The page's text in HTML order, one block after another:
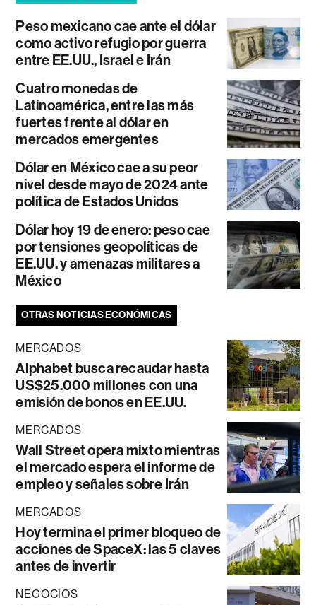
Peso mexicano cae ante el dólar
como activo refugio por guerra
entre EE.UU., Israel e Irán
Cuatro monedas de
Latinoamérica, entre las más
fuertes frente al dólar en
mercados emergentes
Dólar en México cae a su peor
nivel desde mayo de 2024 ante
política de Estados Unidos
Dólar hoy 19 de enero: peso cae
por tensiones geopolíticas de
EE.UU. y amenazas militares a
México
OTRAS NOTICIAS ECONÓMICAS
MERCADOS
Alphabet busca recaudar hasta
US$25.000 millones con una
emisión de bonos en EE.UU.
MERCADOS
Wall Street opera mixto mientras
el mercado espera el informe de
empleo y señales sobre Irán
MERCADOS
Hoy termina el primer bloqueo de
acciones de SpaceX: las 5 claves
antes de invertir
NEGOCIOS